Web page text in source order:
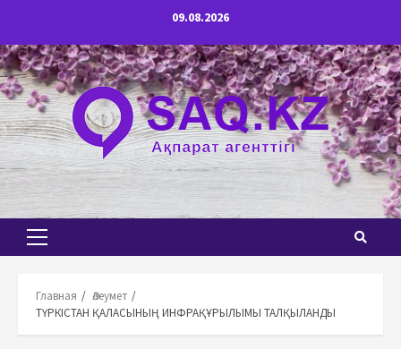
содержимому
09.08.2026
Основное
Главная
Әлеумет
ТҮРКІСТАН ҚАЛАСЫНЫҢ ИНФРАҚҰРЫЛЫМЫ ТАЛҚЫЛАНДЫ